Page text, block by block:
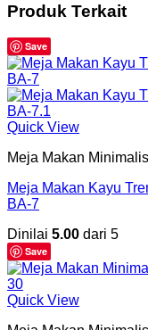
Produk Terkait
Save
Quick View
Meja Makan Minimalis
Meja Makan Kayu
BA-7
Dinilai 5.00 dari 5
Save
Quick View